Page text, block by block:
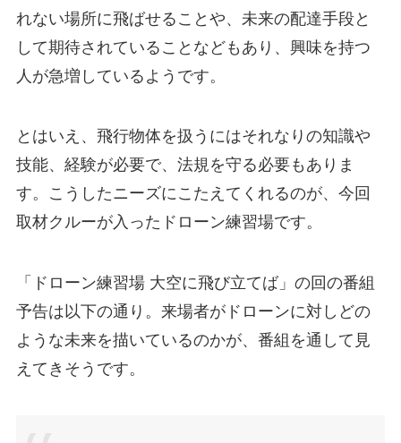
れない場所に飛ばせることや、未来の配達手段と
して期待されていることなどもあり、興味を持つ
人が急増しているようです。
とはいえ、飛行物体を扱うにはそれなりの知識や
技能、経験が必要で、法規を守る必要もありま
す。こうしたニーズにこたえてくれるのが、今回
取材クルーが入ったドローン練習場です。
「ドローン練習場 大空に飛び立てば」の回の番組
予告は以下の通り。来場者がドローンに対しどの
ような未来を描いているのかが、番組を通して見
えてきそうです。